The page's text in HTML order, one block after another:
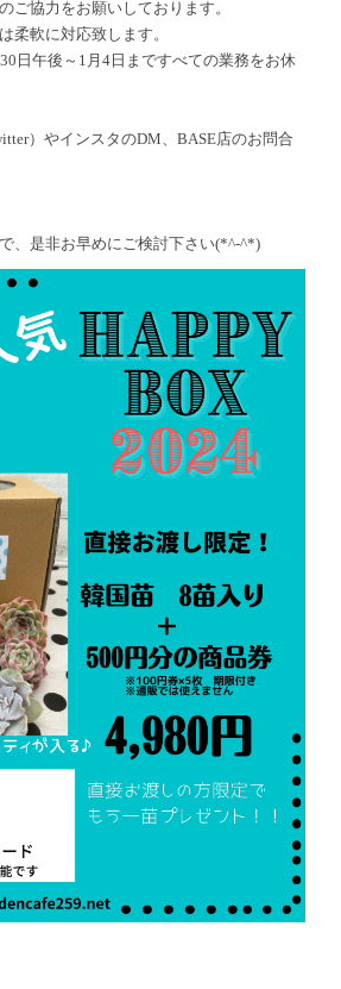
ご協力をお願いしております。
柔軟に対応致します。
30 日午後～ 1 月 4 日まですべての業務をお休
）やインスタのDM、 BASE店のお問合
、是非お早めにご検討下さい(*^-^*)